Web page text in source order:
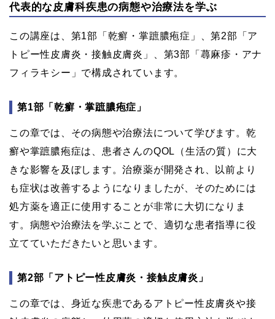
代表的な皮膚科疾患の病態や治療法を学ぶ
この講座は、第1部「乾癬・掌蹠膿疱症」、第2部「ア
トピー性皮膚炎・接触皮膚炎」、第3部「蕁麻疹・アナ
フィラキシー」で構成されています。
第1部「乾癬・掌蹠膿疱症」
この章では、その病態や治療法について学びます。乾
癬や掌蹠膿疱症は、患者さんのQOL（生活の質）に大
きな影響を及ぼします。治療薬が開発され、以前より
も症状は改善するようになりましたが、そのためには
処方薬を適正に使用することが非常に大切になりま
す。病態や治療法を学ぶことで、適切な患者指導に役
立てていただきたいと思います。
第2部「アトピー性皮膚炎・接触皮膚炎」
この章では、身近な疾患であるアトピー性皮膚炎や接